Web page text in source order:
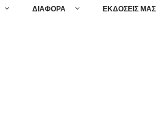
ΔΙΑΦΟΡΑ ΕΚΔΟΣΕΙΣ ΜΑΣ